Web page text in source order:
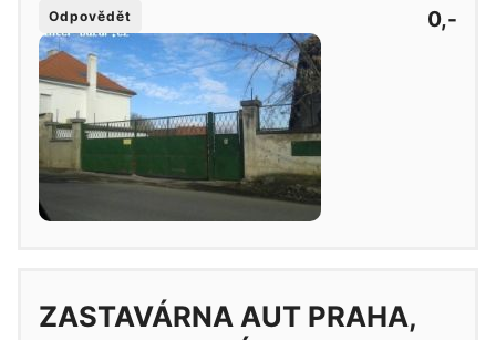
Odpovědět
0,-
ZASTAVÁRNA AUT PRAHA,